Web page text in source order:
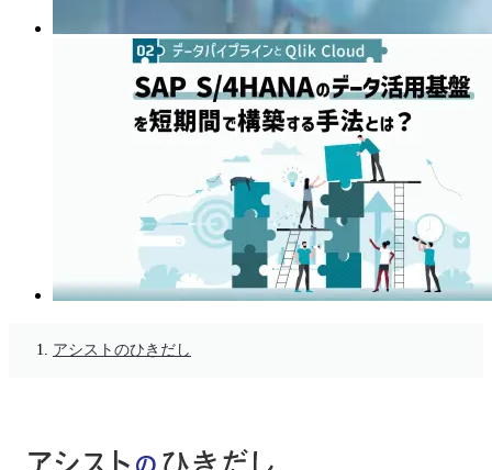
アシストのひきだし